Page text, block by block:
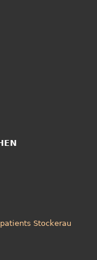
Stockerau